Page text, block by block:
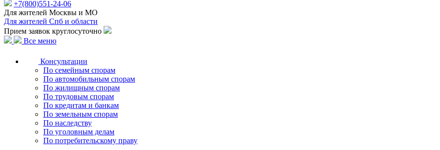
+7(800)551-24-06
Для жителей Москвы и МО
Для жителей Спб и области
Прием заявок круглосуточно
Все меню
Консультации
По семейным спорам
По автомобильным спорам
По жилищным спорам
По трудовым спорам
По кредитам и банкам
По земельным спорам
По наследству
По уголовным делам
По потребительскому праву